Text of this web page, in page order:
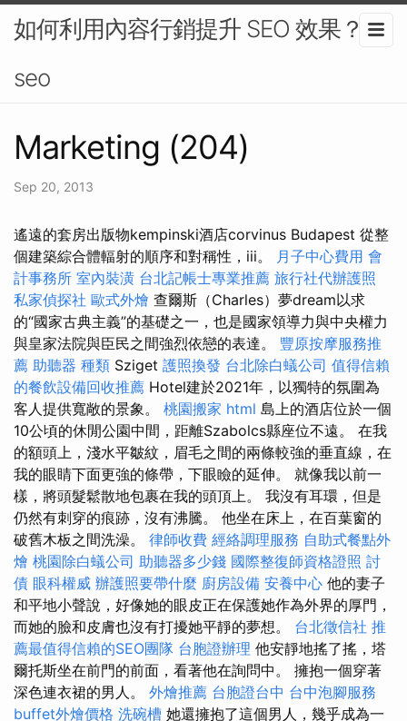
如何利用內容行銷提升 SEO 效果？-
seo
Marketing (204)
Sep 20, 2013
遙遠的套房出版物kempinski酒店corvinus Budapest 從整
個建築綜合體輻射的順序和對稱性，iii。 月子中心費用 會
計事務所 室內裝潢 台北記帳士專業推薦 旅行社代辦護照
私家偵探社 歐式外燴 查爾斯（Charles）夢dream以求
的“國家古典主義”的基礎之一，也是國家領導力與中央權力
與皇家法院與臣民之間強烈依戀的表達。 豐原按摩服務推
薦 助聽器 種類 Sziget 護照換發 台北除白蟻公司 值得信賴
的餐飲設備回收推薦 Hotel建於2021年，以獨特的氛圍為
客人提供寬敞的景象。 桃園搬家 html 島上的酒店位於一個
10公頃的休閒公園中間，距離Szabolcs縣座位不遠。 在我
的額頭上，淺水平皺紋，眉毛之間的兩條較強的垂直線，在
我的眼睛下面更強的條帶，下眼瞼的延伸。 就像我以前一
樣，將頭髮鬆散地包裹在我的頭頂上。 我沒有耳環，但是
仍然有刺穿的痕跡，沒有沸騰。 他坐在床上，在百葉窗的
破舊木板之間洗澡。 律師收費 經絡調理服務 自助式餐點外
燴 桃園除白蟻公司 助聽器多少錢 國際整復師資格證照 討
債 眼科權威 辦護照要帶什麼 廚房設備 安養中心 他的妻子
和平地小聲說，好像她的眼皮正在保護她作為外界的厚門，
而她的臉和皮膚也沒有打擾她平靜的夢想。 台北徵信社 推
薦最值得信賴的SEO團隊 台胞證辦理 他安靜地搖了搖，塔
爾托斯坐在前門的前面，看著他在詢問中。 擁抱一個穿著
深色連衣裙的男人。 外燴推薦 台胞證台中 台中泡腳服務
buffet外燴價格 洗碗槽 她還擁抱了這個男人，幾乎成為一